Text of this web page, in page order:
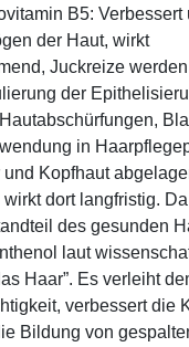
B5: Verbessert
der Haut, wirkt
Juckreize
der
in
Kopfhaut
dort langfristig.
des gesunden
laut
Haar”. Es verleiht
verbessert die
Bildung von